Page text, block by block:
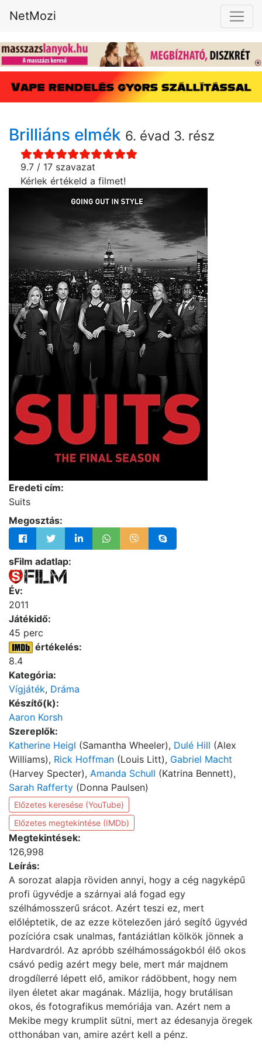
NetMozi
Brilliáns elmék 6. évad 3. rész
9.7 / 17 szavazat
Kérlek értékeld a filmet!
Eredeti cím:
Suits
Megosztás:
sFilm adatlap:
Év:
2011
Játékidő:
45 perc
értékelés:
8.4
Kategória:
Vígjáték, Dráma
Készítő(k):
Aaron Korsh
Szereplők:
Katherine Heigl (Samantha Wheeler), Dulé Hill (Alex
Williams), Rick Hoffman (Louis Litt), Gabriel Macht
(Harvey Specter), Amanda Schull (Katrina Bennett),
Sarah Rafferty (Donna Paulsen)
Előzetes keresése (YouTube)
Előzetes megtekintése (IMDb)
Megtekintések:
126,998
Leírás:
A sorozat alapja röviden annyi, hogy a cég nagyképű
profi ügyvédje a szárnyai alá fogad egy
szélhámosszerű srácot. Azért teszi ez, mert
előléptetik, de az ezze kötelezően járó segítő ügyvéd
pozícióra csak unalmas, fantáziátlan kölkök jönnek a
Hardvardról. Az apróbb szélhámosságokból élő okos
csávó pedig azért megy bele, mert már majdnem
drogdílerré lépett elő, amikor rádöbbent, hogy nem
ilyen életet akar magának. Mázlija, hogy brutálisan
okos, és fotografikus memóriája van. Azért nem a
Mekibe megy krumplit sütni, mert az édesanyja öregek
otthonában van, amire azért kell a pénz.